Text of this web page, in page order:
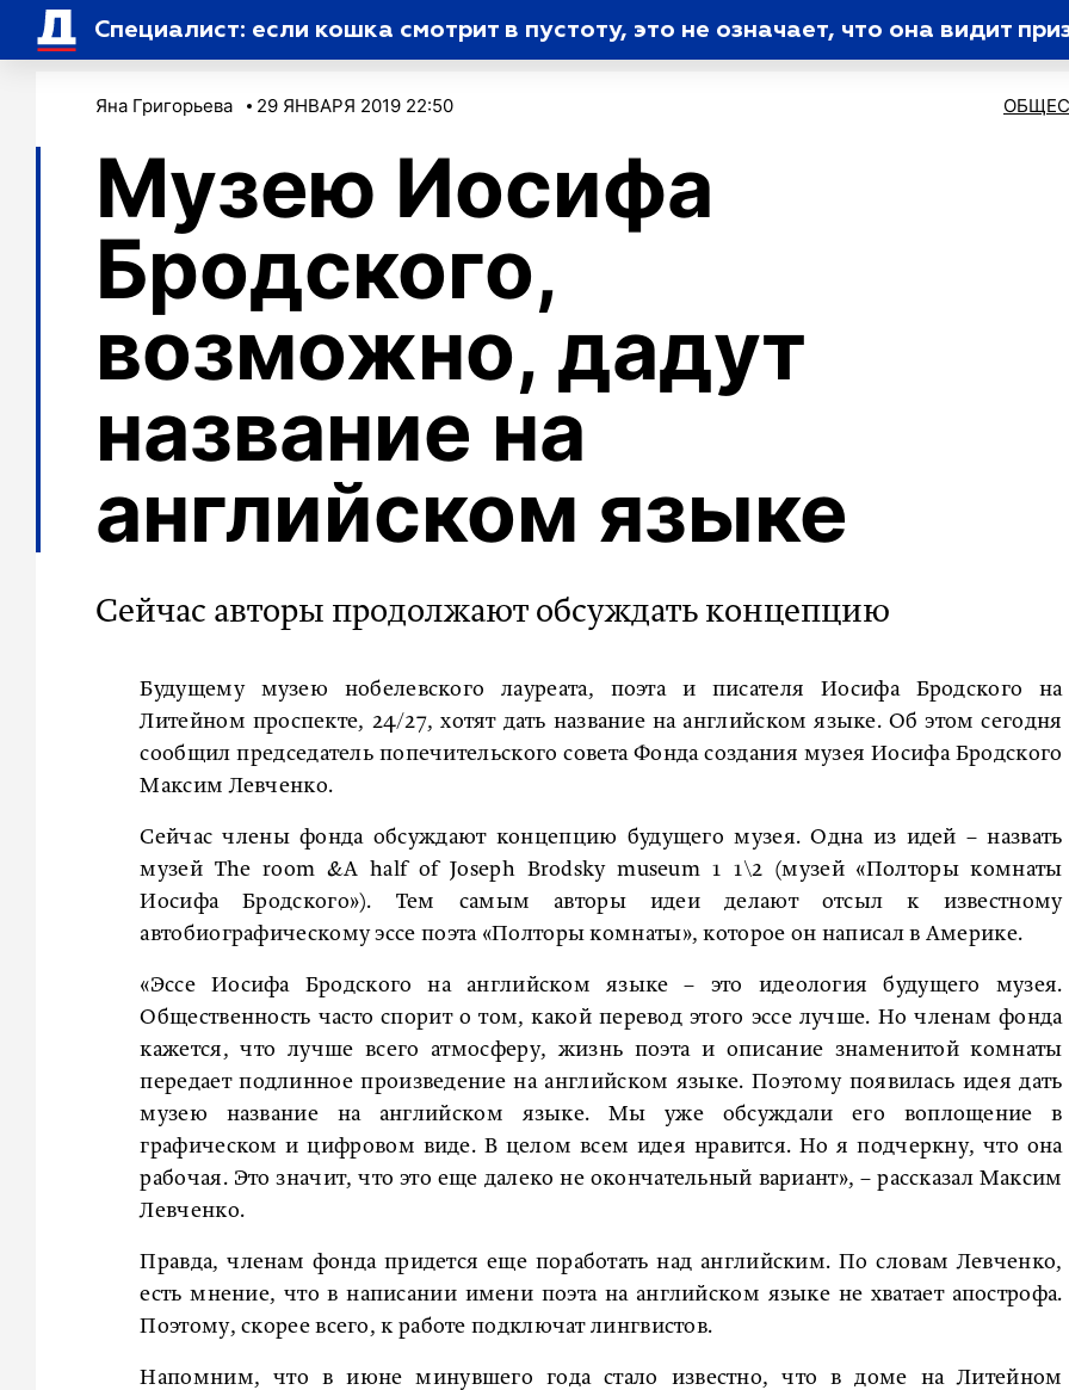
Специалист: если кошка смотрит в пустоту, это не означает, что она видит
Яна Григорьева 29 ЯНВАРЯ 2019 22:50
Музею Иосифа
Бродского,
возможно, дадут
название на
английском языке
Сейчас авторы продолжают обсуждать концепцию
Будущему музею нобелевского лауреата, поэта и писателя Иосифа Бродского на
Литейном проспекте, 24/27, хотят дать название на английском языке. Об этом сегодня
сообщил председатель попечительского совета Фонда создания музея Иосифа Бродского
Максим Левченко.
Сейчас члены фонда обсуждают концепцию будущего музея. Одна из идей – назвать
музей The room &A half of Joseph Brodsky museum 1 1\2 (музей «Полторы комнаты
Иосифа Бродского»). Тем самым авторы идеи делают отсыл к известному
автобиографическому эссе поэта «Полторы комнаты», которое он написал в Америке.
«Эссе Иосифа Бродского на английском языке – это идеология будущего музея.
Общественность часто спорит о том, какой перевод этого эссе лучше. Но членам фонда
кажется, что лучше всего атмосферу, жизнь поэта и описание знаменитой комнаты
передает подлинное произведение на английском языке. Поэтому появилась идея дать
музею название на английском языке. Мы уже обсуждали его воплощение в
графическом и цифровом виде. В целом всем идея нравится. Но я подчеркну, что она
рабочая. Это значит, что это еще далеко не окончательный вариант», – рассказал Максим
Левченко.
Правда, членам фонда придется еще поработать над английским. По словам Левченко,
есть мнение, что в написании имени поэта на английском языке не хватает апострофа.
Поэтому, скорее всего, к работе подключат лингвистов.
Напомним, что в июне минувшего года стало известно, что в доме на Литейном